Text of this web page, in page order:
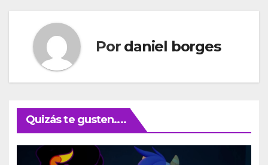
Por daniel borges
Quizás te gusten....